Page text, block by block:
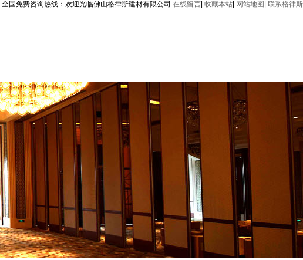
欢迎光临佛山格律斯建材有限公司 在线留言 收藏本站 网站地图 联系格律斯
全国免费咨询热线：